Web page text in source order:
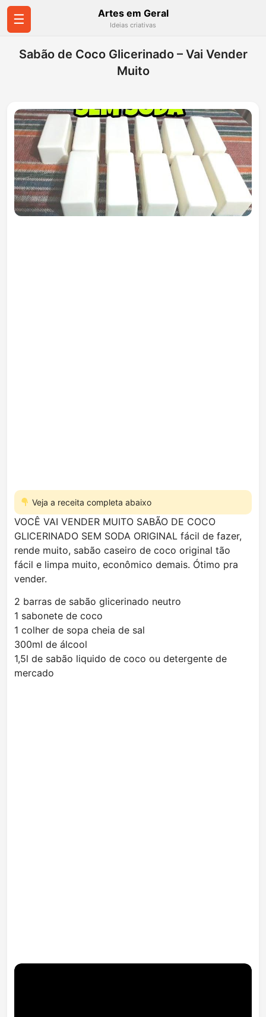
☰ Artes em Geral
Ideias criativas
Sabão de Coco Glicerinado – Vai Vender
Muito
Veja a receita completa abaixo
VOCÊ VAI VENDER MUITO SABÃO DE COCO
GLICERINADO SEM SODA ORIGINAL fácil de fazer,
rende muito, sabão caseiro de coco original tão
fácil e limpa muito, econômico demais. Ótimo pra
vender.
2 barras de sabão glicerinado neutro
1 sabonete de coco
1 colher de sopa cheia de sal
300ml de álcool
1,5l de sabão liquido de coco ou detergente de
mercado